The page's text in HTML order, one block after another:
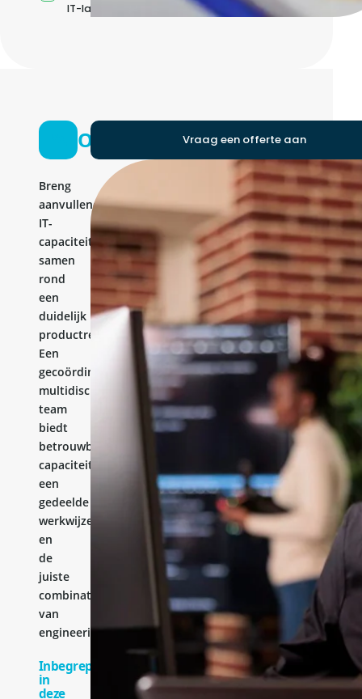
IT-landschap
Ontwikkelteam
Breng
aanvullende
IT-
capaciteit
samen
rond
een
duidelijk
productresultaat.
Een
gecoördineerd
multidisciplinair
team
biedt
betrouwbare
capaciteit,
een
gedeelde
werkwijze
en
de
juiste
combinatie
van
engineeringervaring.
Inbegrepen
in
deze
Vraag een offerte aan